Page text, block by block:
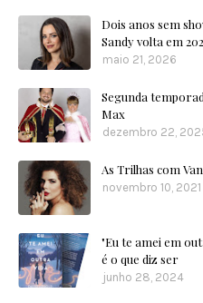
Dois anos sem
Sandy volta em
maio 21, 2026
Segunda
Max
dezembro 22,
As Trilhas com
novembro 10, 2021
"Eu te amei em
é o que diz ser
junho 28, 2024